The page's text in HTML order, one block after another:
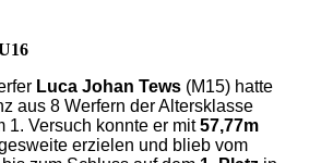
Luca Johan Tews(M15) hatte
aus 8 Werfern der Altersklasse
1. Versuch konnte er mit57,77m
erzielen und blieb vom